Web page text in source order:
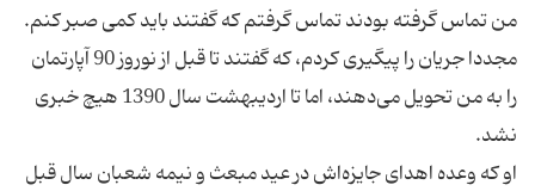
من تماس گرفته بودند تماس گرفتم كه گفتند باید كمی صبر كنم.
مجددا جریان را پیگیری كردم، كه گفتند تا قبل از نوروز 90 آپارتمان
را به من تحویل می‌دهند، اما تا اردیبهشت سال 1390 هیچ خبری
او كه وعده اهدای جایزه‌اش در عید مبعث و نیمه شعبان سال قبل